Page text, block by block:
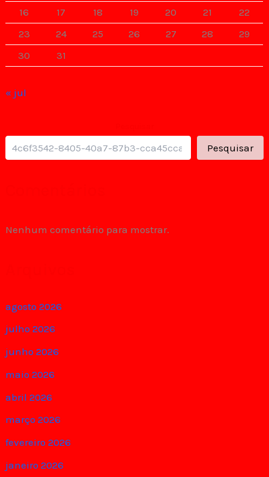
16 17 18 19 20 21
22
23
24 25 26 27 28
29
30
31
« jul
Pesquisar
Nenhum comentário para mostrar.
agosto 2026
julho 2026
junho 2026
maio 2026
abril 2026
março 2026
fevereiro 2026
janeiro 2026